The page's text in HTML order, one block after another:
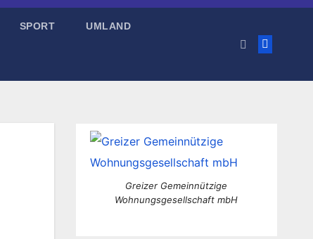
SPORT UMLAND
Greizer Gemeinnützige
Wohnungsgesellschaft mbH